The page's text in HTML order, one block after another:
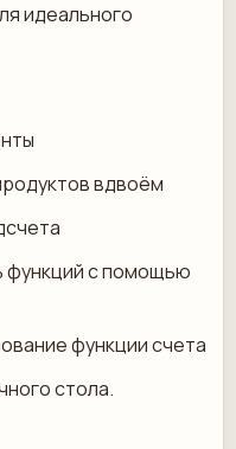
идеального
вдвоём
функций с помощью
функции счета
стола.